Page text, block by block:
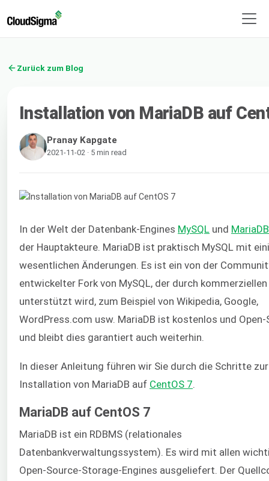
Zurück zum Blog
Installation von MariaDB auf
Pranay Kapgate
2021-11-02 · 5 min read
In der Welt der Datenbank-Engines MySQL und MariaDB
der Hauptakteure. MariaDB ist praktisch MySQL mit
wesentlichen Änderungen. Es ist ein von der
entwickelter Fork von MySQL, der durch
unterstützt wird, zum Beispiel von Wikipedia, Google,
WordPress.com usw. MariaDB ist kostenlos und Open-
und bleibt dies garantiert auch weiterhin.
In dieser Anleitung führen wir Sie durch die Schritte zur
Installation von MariaDB auf CentOS 7.
MariaDB auf CentOS 7
MariaDB ist ein RDBMS (relationales
Datenbankverwaltungssystem). Es wird mit allen
Open-Source-Storage-Engines ausgeliefert. Der